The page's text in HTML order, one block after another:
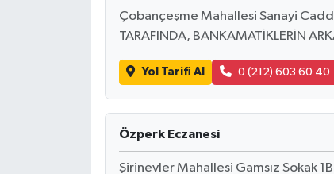
Çobançeşme Mahallesi Sanayi
TARAFINDA, BANKAMATİKLERİN
Yol Tarifi Al 0 (212) 603 60 40
Özperk Eczanesi
Şirinevler Mahallesi Gamsız Sokak